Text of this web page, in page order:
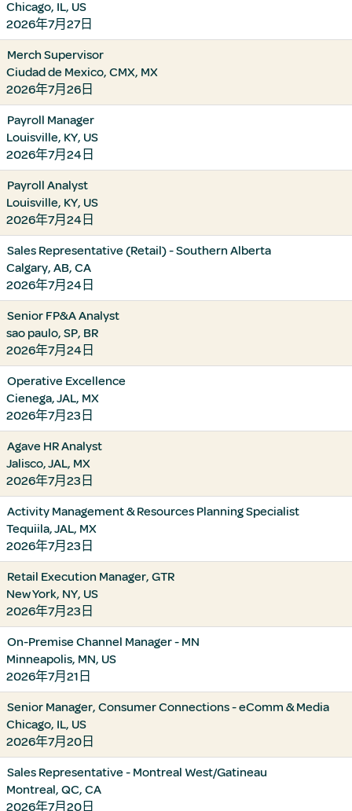
Chicago, IL, US
2026年7月27日
Merch Supervisor
Ciudad de Mexico, CMX, MX
2026年7月26日
Payroll Manager
Louisville, KY, US
2026年7月24日
Payroll Analyst
Louisville, KY, US
2026年7月24日
Sales Representative (Retail) - Southern Alberta
Calgary, AB, CA
2026年7月24日
Senior FP&A Analyst
sao paulo, SP, BR
2026年7月24日
Operative Excellence
Cienega, JAL, MX
2026年7月23日
Agave HR Analyst
Jalisco, JAL, MX
2026年7月23日
Activity Management & Resources Planning Specialist
Tequiila, JAL, MX
2026年7月23日
Retail Execution Manager, GTR
New York, NY, US
2026年7月23日
On-Premise Channel Manager - MN
Minneapolis, MN, US
2026年7月21日
Senior Manager, Consumer Connections - eComm & Media
Chicago, IL, US
2026年7月20日
Sales Representative - Montreal West/Gatineau
Montreal, QC, CA
2026年7月20日